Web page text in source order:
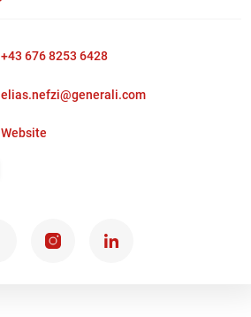
+43 676 8253 6428
elias.nefzi@generali.com
Website